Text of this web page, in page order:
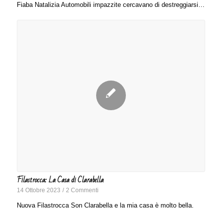
Fiaba Natalizia Automobili impazzite cercavano di destreggiarsi…
Filastrocca: La Casa di Clarabella
14 Ottobre 2023 / 2 Commenti
Nuova Filastrocca Son Clarabella e la mia casa è molto bella.